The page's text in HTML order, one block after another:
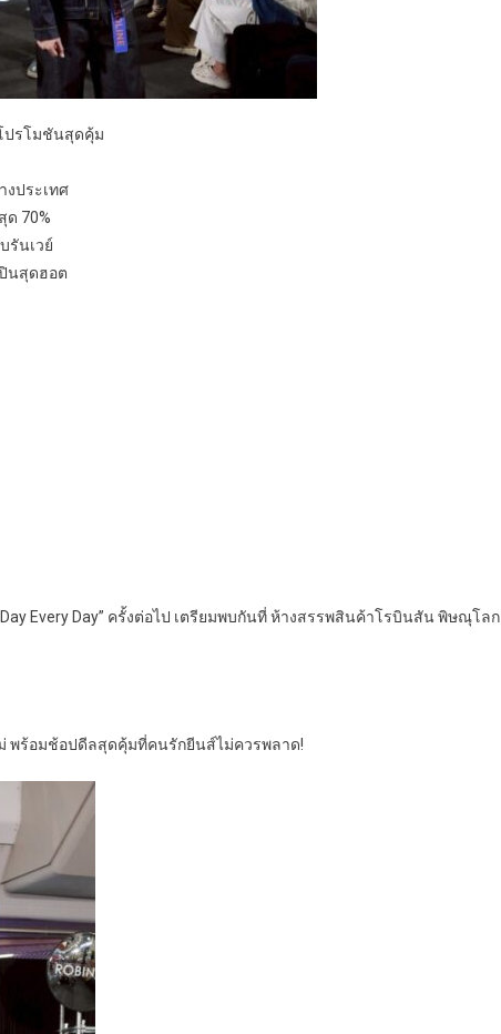
ปรโมชันสุดคุ้ม
งประเทศ
70%
รันเวย์
นสุดฮอต
Day Every Day” ครั้งต่อไป เตรียมพบกันที่ ห้างสรรพสินค้าโรบินสัน พิษณุโลก
พร้อมช้อปดีลสุดคุ้มที่คนรักยีนส์ไม่ควรพลาด!